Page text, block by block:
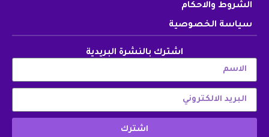
الشروط والاحكام
سياسة الخصوصية
اشترك بالنشرة البريدية
اشترك